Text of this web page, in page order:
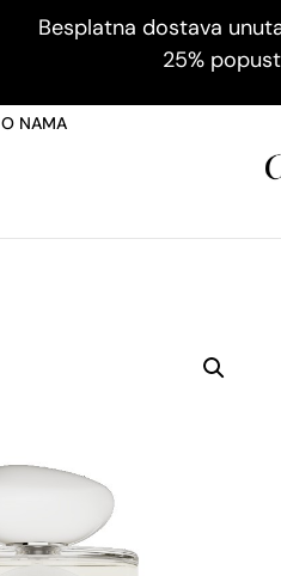
Besplatna dostava
25%
O NAMA